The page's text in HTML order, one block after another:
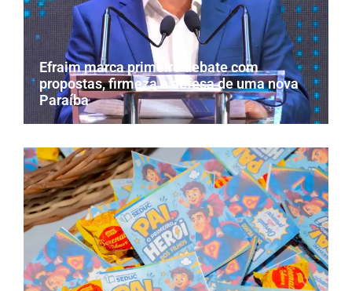
Efraim marca primeiro debate com
propostas, firmeza e defesa de uma nova
Paraíba